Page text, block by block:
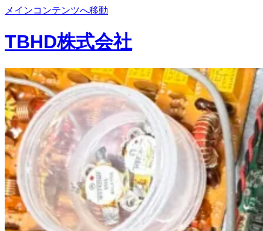
メインコンテンツへ移動
TBHD株式会社